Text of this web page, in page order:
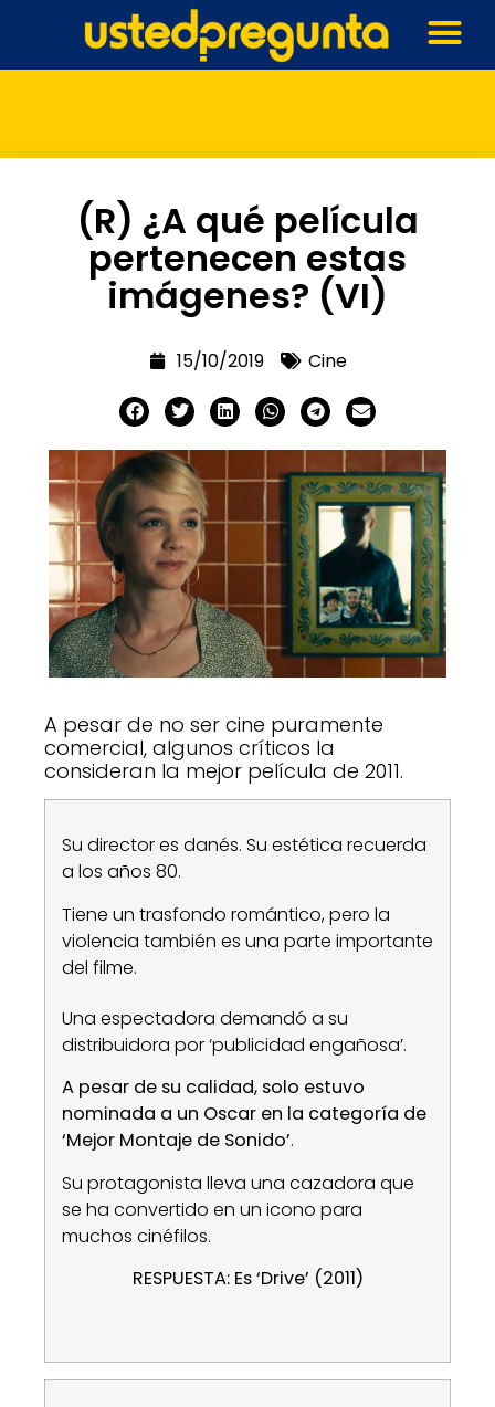
(R) ¿A qué película
pertenecen estas
imágenes? (VI)
15/10/2019 Cine
A pesar de no ser cine puramente
comercial, algunos críticos la
consideran la mejor película de 2011.
Su director es danés. Su estética recuerda
a los años 80.
Tiene un trasfondo romántico, pero la
violencia también es una parte importante
del filme.
Una espectadora demandó a su
distribuidora por ‘publicidad engañosa’.
A pesar de su calidad, solo estuvo
nominada a un Oscar en la categoría de
‘Mejor Montaje de Sonido’.
Su protagonista lleva una cazadora que
se ha convertido en un icono para
muchos cinéfilos.
RESPUESTA: Es ‘Drive’ (2011)